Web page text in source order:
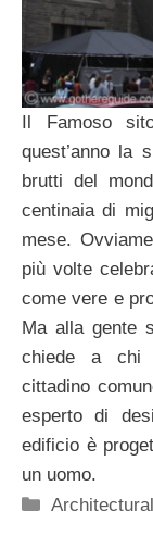
Il Famoso
quest’anno la
brutti del
centinaia di
mese.
più volte
come vere e
Ma alla gente
chiede a chi
cittadino
esperto di
edificio è
un uomo.
Categorie